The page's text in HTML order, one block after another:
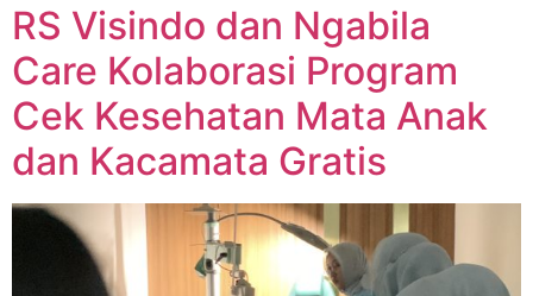
RS Visindo dan Ngabila
Care Kolaborasi Program
Cek Kesehatan Mata Anak
dan Kacamata Gratis